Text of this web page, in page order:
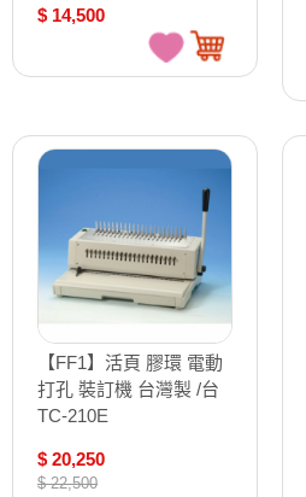
$ 14,500
【FF1】活頁 膠環 電動
打孔 裝訂機 台灣製 /台
TC-210E
$ 20,250
$ 22,500